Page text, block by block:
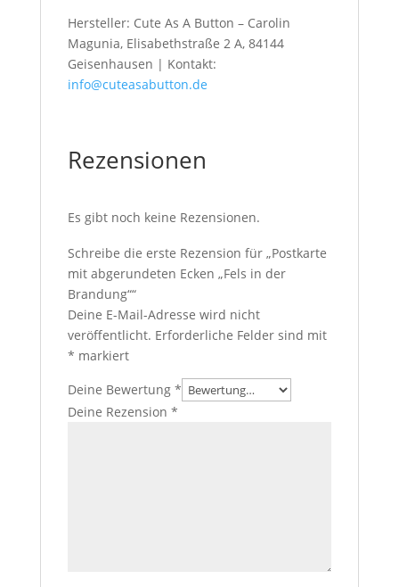
Hersteller: Cute As A Button – Carolin
Magunia, Elisabethstraße 2 A, 84144
Geisenhausen | Kontakt:
info@cuteasabutton.de
Rezensionen
Es gibt noch keine Rezensionen.
Schreibe die erste Rezension für „Postkarte
mit abgerundeten Ecken „Fels in der
Brandung““
Deine E-Mail-Adresse wird nicht
veröffentlicht. Erforderliche Felder sind mit
* markiert
Deine Bewertung *
Deine Rezension *